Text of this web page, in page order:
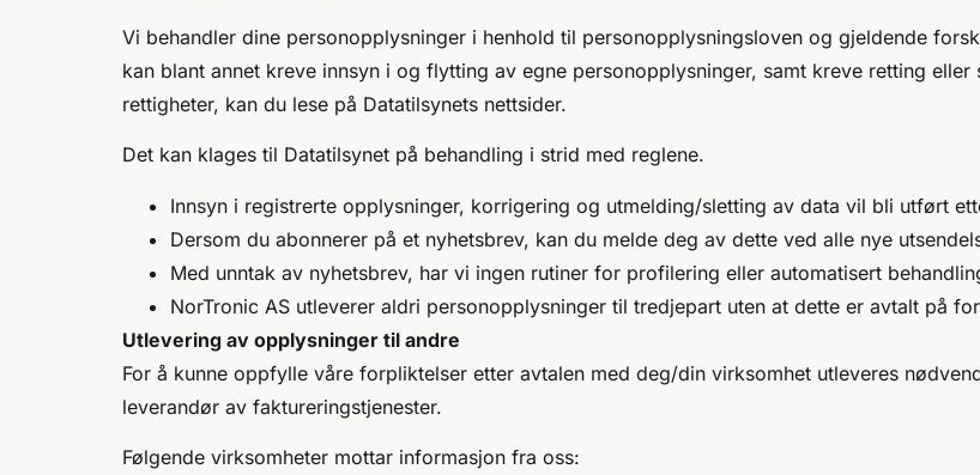
Vi behandler dine personopplysninger i henhold til personopplysningsloven og gjeldende
kan blant annet kreve innsyn i og flytting av egne personopplysninger, samt kreve retting
rettigheter, kan du lese på Datatilsynets nettsider.
Det kan klages til Datatilsynet på behandling i strid med reglene.
Innsyn i registrerte opplysninger, korrigering og utmelding/sletting av data vil bli utført
Dersom du abonnerer på et nyhetsbrev, kan du melde deg av dette ved alle nye
Med unntak av nyhetsbrev, har vi ingen rutiner for profilering eller automatisert
NorTronic AS utleverer aldri personopplysninger til tredjepart uten at dette er avtalt på
Utlevering av opplysninger til andre
For å kunne oppfylle våre forpliktelser etter avtalen med deg/din virksomhet utleveres
leverandør av faktureringstjenester.
Følgende virksomheter mottar informasjon fra oss: